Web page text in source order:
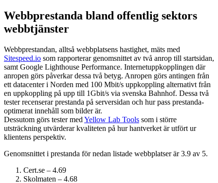
Webbprestanda bland offentlig sektors
webbtjänster
Webbprestandan, alltså webbplatsens hastighet, mäts med
Sitespeed.io som rapporterar genomsnittet av två anrop till startsidan,
samt Google Lighthouse Performance. Internet­uppkopplingen där
anropen görs påverkar dessa två betyg. Anropen görs antingen från
ett datacenter i Norden med 100 Mbit/s uppkoppling alternativt från
en uppkoppling på upp till 1Gbit/s via svenska Bahnhof. Dessa två
tester recenserar prestanda på serversidan och hur pass prestanda­
optimerat innehåll som bilder är.
Dessutom görs tester med Yellow Lab Tools som i större
utsträckning utvärderar kvaliteten på hur hantverket är utfört ur
klientens perspektiv.
Genomsnittet i prestanda för nedan listade webbplatser är 3.9 av 5.
Cert.se – 4.69
Skolmaten – 4.68